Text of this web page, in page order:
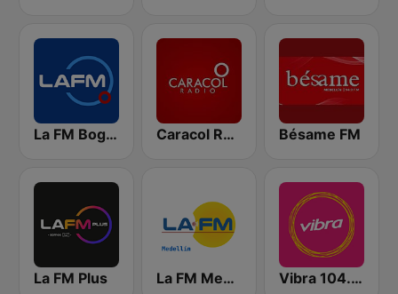
La FM Bogotá Caracol Radio Medellín Bésame FM
La FM Plus La FM Medellín Vibra 104.9 FM